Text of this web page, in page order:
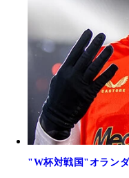
"W杯対戦国"オラン